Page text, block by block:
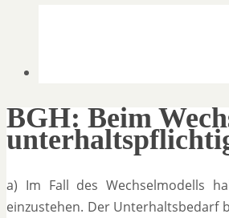
BGH: Beim
a) Im Fall des Wechselmodells
einzustehen. Der Unterhaltsbedarf